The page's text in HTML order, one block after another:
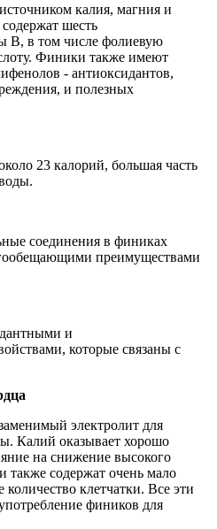
калия, магния и
шесть
В, в том числе фолиевую
Финики также имеют
- антиоксидантов,
и полезных
23 калорий, большая часть
соединения в финиках
преимуществами
и
которые связаны с
электролит для
Калий оказывает хорошо
на снижение высокого
также содержат очень мало
количество клетчатки. Все эти
фиников для